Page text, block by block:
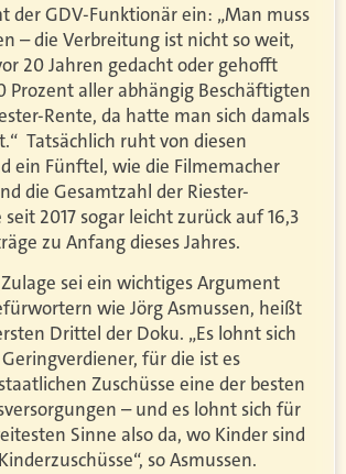
der GDV-Funktionär ein: „Man muss
– die Verbreitung ist nicht so weit,
20 Jahren gedacht oder gehofft
Prozent aller abhängig Beschäftigten
Rente, da hatte man sich damals
Tatsächlich ruht von diesen
ein Fünftel, wie die Filmemacher
die Gesamtzahl der Riester-
2017 sogar leicht zurück auf 16,3
zu Anfang dieses Jahres.
sei ein wichtiges Argument
wie Jörg Asmussen, heißt
Drittel der Doku. „Es lohnt sich
für die ist es
Zuschüsse eine der besten
– und es lohnt sich für
Sinne also da, wo Kinder sind
so Asmussen.